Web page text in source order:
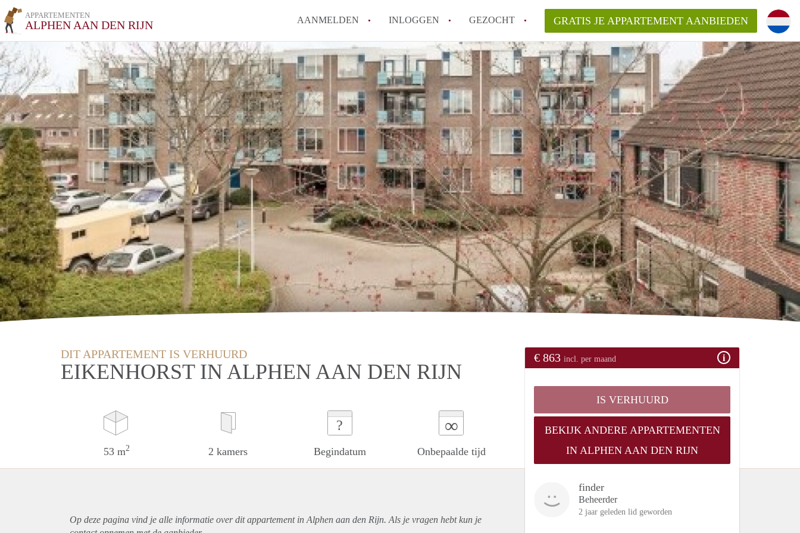
APPARTEMENTEN
ALPHEN AAN DEN RIJN AANMELDEN INLOGGEN GEZOCHT GRATIS JE APPARTEMENT AANBIEDEN
DIT APPARTEMENT IS VERHUURD
EIKENHORST IN ALPHEN AAN DEN RIJN
53 m2 2 kamers
?
Begindatum
∞
Onbepaalde tijd
€ 863 incl. per maand
IS VERHUURD
BEKIJK ANDERE APPARTEMENTEN
IN ALPHEN AAN DEN RIJN
finder
Beheerder
2 jaar geleden lid geworden
Op deze pagina vind je alle informatie over ditappartementin Alphen aan den Rijn. Als je vragen hebt kun je